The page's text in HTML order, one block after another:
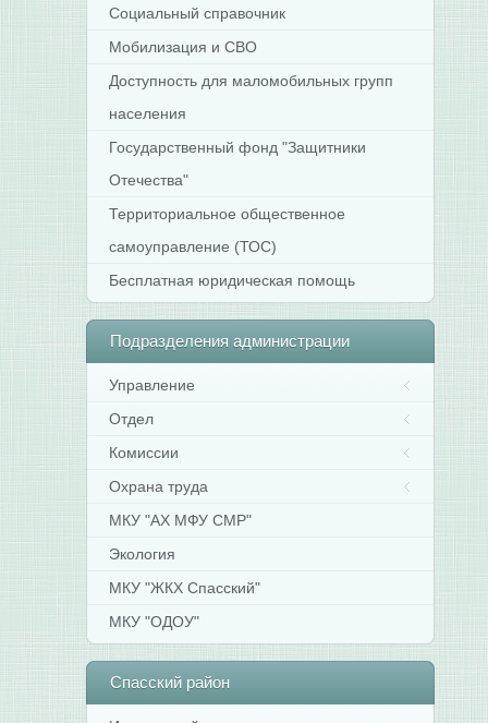
Социальный справочник
Мобилизация и СВО
Доступность для маломобильных групп
населения
Государственный фонд "Защитники
Отечества"
Территориальное общественное
самоуправление (ТОС)
Бесплатная юридическая помощь
Подразделения администрации
Управление
Отдел
Комиссии
Охрана труда
МКУ "АХ МФУ СМР"
Экология
МКУ "ЖКХ Спасский"
МКУ "ОДОУ"
Спасскийрайон